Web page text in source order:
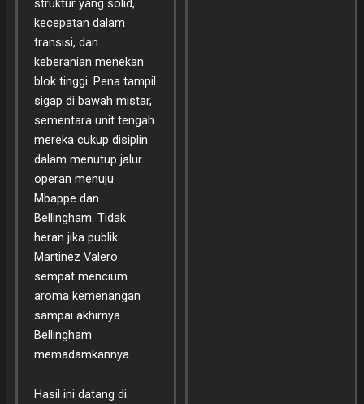
struktur yang solid,
kecepatan dalam
transisi, dan
keberanian menekan
blok tinggi. Pena tampil
sigap di bawah mistar,
sementara unit tengah
mereka cukup disiplin
dalam menutup jalur
operan menuju
Mbappe dan
Bellingham. Tidak
heran jika publik
Martinez Valero
sempat mencium
aroma kemenangan
sampai akhirnya
Bellingham
memadamkannya.
Hasil ini datang di